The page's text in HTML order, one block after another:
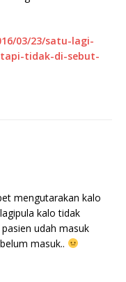
03/23/satu-lagi-
tidak-di-sebut-
mengutarakan kalo
kalo tidak
udah masuk
masuk..